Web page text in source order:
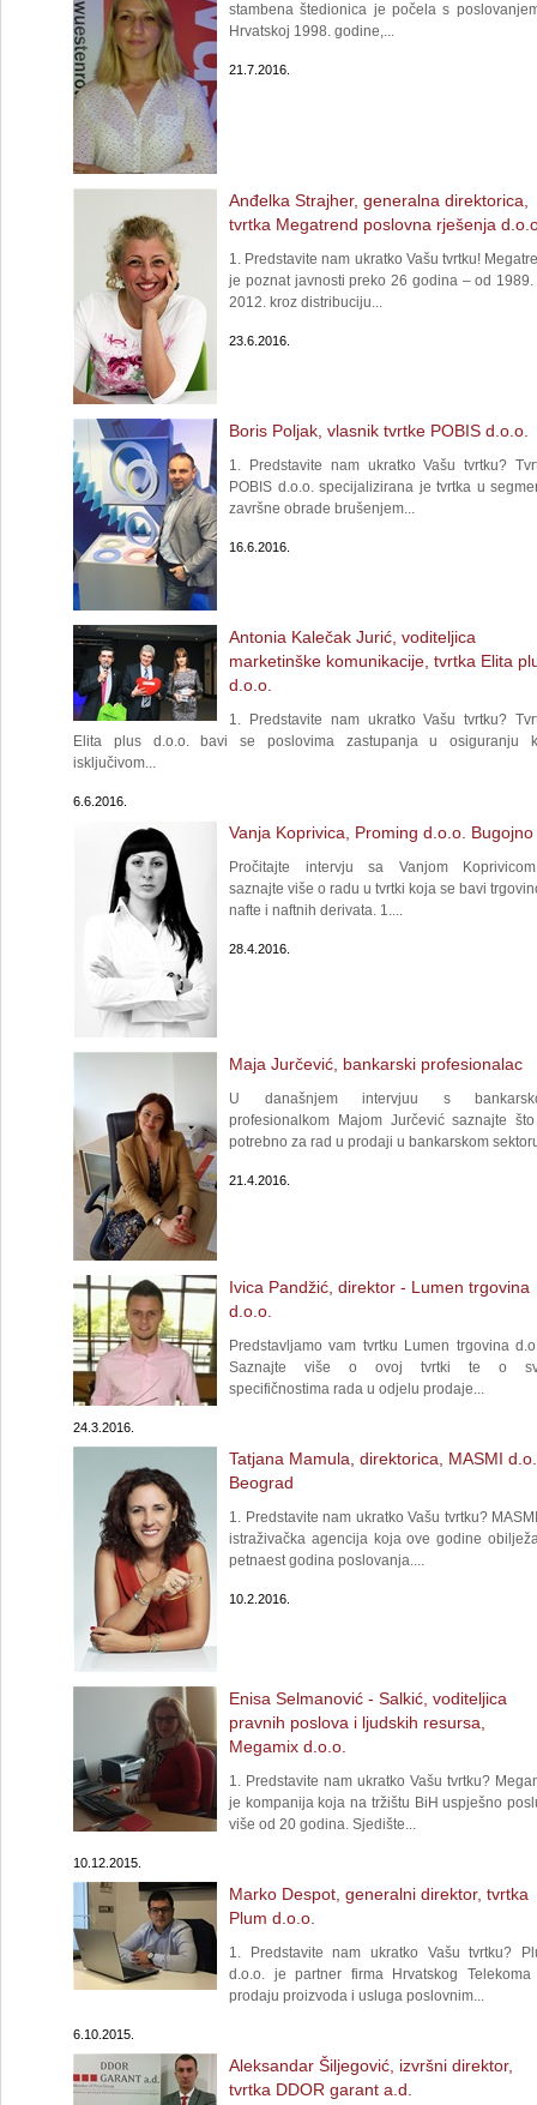
stambena štedionica je počela s
Hrvatskoj 1998. godine,...
21.7.2016.
Anđelka Strajher, generalna direktorica,
tvrtka Megatrend poslovna rješenja
1. Predstavite nam ukratko Vašu tvrtku!
je poznat javnosti preko 26 godina – od 1989.
2012. kroz distribuciju...
23.6.2016.
Boris Poljak, vlasnik tvrtke POBIS d.o.o.
1. Predstavite nam ukratko Vašu tvrtku?
POBIS d.o.o. specijalizirana je tvrtka u
završne obrade brušenjem...
16.6.2016.
Antonia Kalečak Jurić, voditeljica
marketinške komunikacije, tvrtka Elita
d.o.o.
1. Predstavite nam ukratko Vašu tvrtku?
Elita plus d.o.o. bavi se poslovima zastupanja u osiguranju
isključivom...
6.6.2016.
Vanja Koprivica, Proming d.o.o. Bugojno
Pročitajte intervju sa Vanjom
saznajte više o radu u tvrtki koja se bavi
nafte i naftnih derivata. 1....
28.4.2016.
Maja Jurčević, bankarski profesionalac
U današnjem intervjuu s
profesionalkom Majom Jurčević saznajte
potrebno za rad u prodaji u bankarskom
21.4.2016.
Ivica Pandžić, direktor - Lumen trgovina
d.o.o.
Predstavljamo vam tvrtku Lumen trgovina
Saznajte više o ovoj tvrtki te o
specifičnostima rada u odjelu prodaje...
24.3.2016.
Tatjana Mamula, direktorica, MASMI
Beograd
1. Predstavite nam ukratko Vašu tvrtku?
istraživačka agencija koja ove godine
petnaest godina poslovanja....
10.2.2016.
Enisa Selmanović - Salkić, voditeljica
pravnih poslova i ljudskih resursa,
Megamix d.o.o.
1. Predstavite nam ukratko Vašu tvrtku?
je kompanija koja na tržištu BiH uspješno
više od 20 godina. Sjedište...
10.12.2015.
Marko Despot, generalni direktor, tvrtka
Plum d.o.o.
1. Predstavite nam ukratko Vašu tvrtku?
d.o.o. je partner firma Hrvatskog Telekoma
prodaju proizvoda i usluga poslovnim...
6.10.2015.
Aleksandar Šiljegović, izvršni direktor,
tvrtka DDOR garant a.d.